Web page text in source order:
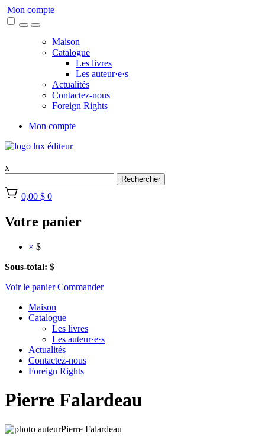
Skip
to
Mon compte
Maison
Catalogue
Les livres
Les auteur·e·s
Actualités
Contactez-nous
Foreign Rights
Mon compte
x
Rechercher
0,00 $ 0
Votre panier
× $
Sous-total: $
Voir le panier Commander
Maison
Catalogue
Les livres
Les auteur·e·s
Actualités
Contactez-nous
Foreign Rights
Pierre Falardeau